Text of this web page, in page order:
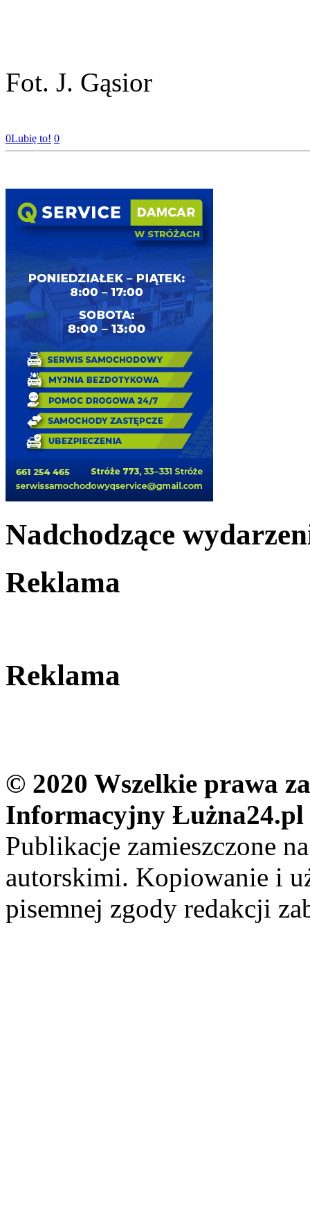
Fot. J. Gąsior
0Lubię to! 0
Nadchodzące
Reklama
Reklama
© 2020 Wszelkie prawa
Informacyjny Łużna24.pl
Publikacje zamieszczone
autorskimi. Kopiowanie i
pisemnej zgody redakcji